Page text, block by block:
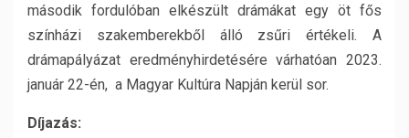
második fordulóban elkészült drámákat egy öt fős
színházi szakemberekből álló zsűri értékeli. A
drámapályázat eredményhirdetésére várhatóan 2023.
január 22-én, a Magyar Kultúra Napján kerül sor.
Díjazás: